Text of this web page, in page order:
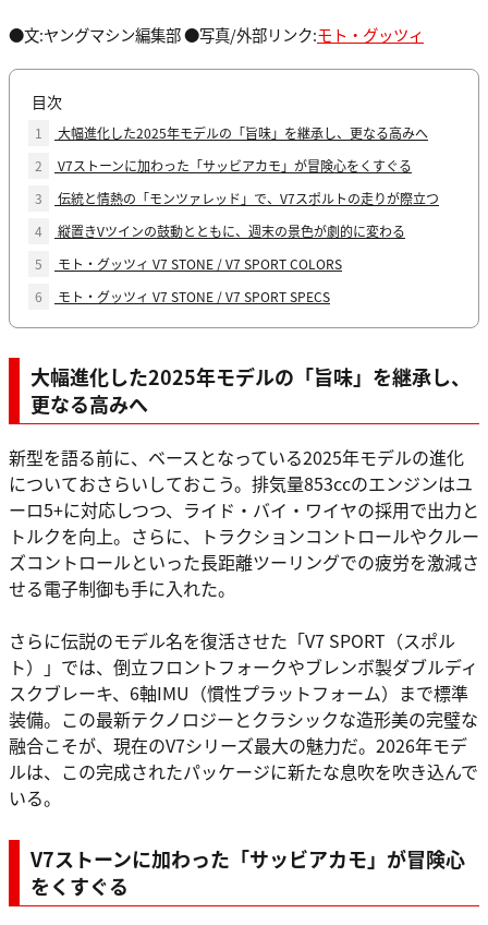
●文:ヤングマシン編集部 ●写真/外部リンク:モト・グッツィ
目次
1
大幅進化した2025年モデルの「旨味」を継承し、更なる高みへ
2
V7ストーンに加わった「サッビアカモ」が冒険心をくすぐる
3
伝統と情熱の「モンツァレッド」で、V7スポルトの走りが際立つ
4
縦置きVツインの鼓動とともに、週末の景色が劇的に変わる
5
モト・グッツィ V7 STONE / V7 SPORT COLORS
6
モト・グッツィ V7 STONE / V7 SPORT SPECS
大幅進化した2025年モデルの「旨味」を継承し、
更なる高みへ
新型を語る前に、ベースとなっている2025年モデルの進化
についておさらいしておこう。排気量853ccのエンジンはユ
ーロ5+に対応しつつ、ライド・バイ・ワイヤの採用で出力と
トルクを向上。さらに、トラクションコントロールやクルー
ズコントロールといった長距離ツーリングでの疲労を激減さ
せる電子制御も手に入れた。
さらに伝説のモデル名を復活させた「V7 SPORT（スポル
ト）」では、倒立フロントフォークやブレンボ製ダブルディ
スクブレーキ、6軸IMU（慣性プラットフォーム）まで標準
装備。この最新テクノロジーとクラシックな造形美の完璧な
融合こそが、現在のV7シリーズ最大の魅力だ。2026年モデ
ルは、この完成されたパッケージに新たな息吹を吹き込んで
いる。
V7ストーンに加わった「サッビアカモ」が冒険心
をくすぐる